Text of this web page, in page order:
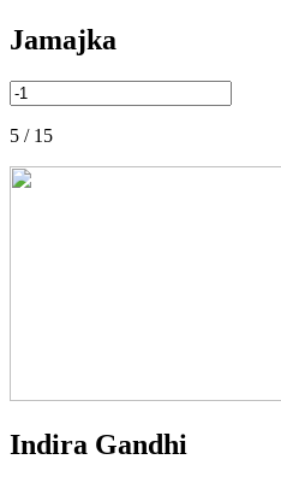
Jamajka
5 / 15
Indira Gandhi